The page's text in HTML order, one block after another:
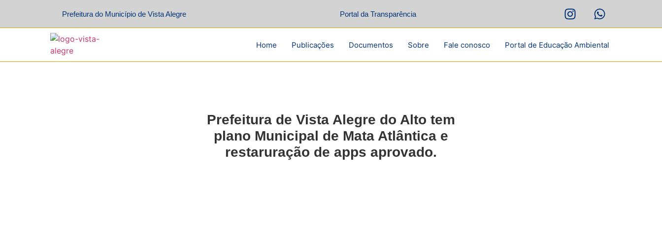
Prefeitura do Município de Vista Alegre Portal da Transparência
Home Publicações Documentos Sobre Fale conosco Portal de Educação Ambiental
Prefeitura de Vista Alegre do Alto tem
plano Municipal de Mata Atlântica e
restaruração de apps aprovado.